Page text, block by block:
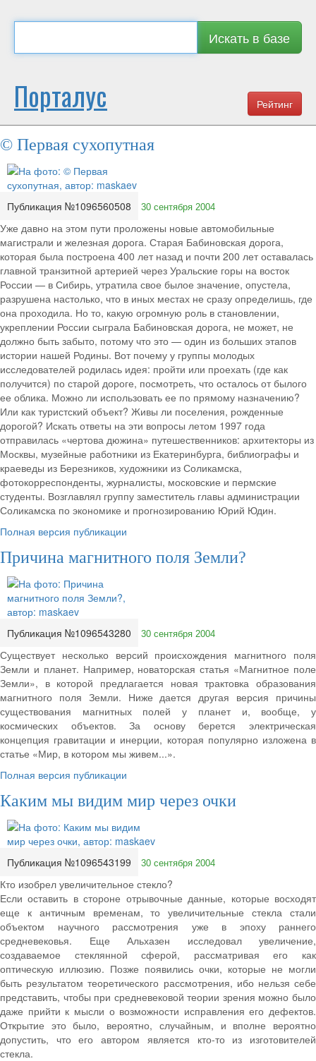
Искать в базе
Рейтинг
Порталус
© Первая сухопутная
Публикация №1096560508 30 сентября 2004
Уже давно на этом пути проложены новые автомобильные
магистрали и железная дорога. Старая Бабиновская дорога,
которая была построена 400 лет назад и почти 200 лет оставалась
главной транзитной артерией через Уральские горы на восток
России — в Сибирь, утратила свое былое значение, опустела,
разрушена настолько, что в иных местах не сразу определишь, где
она проходила. Но то, какую огромную роль в становлении,
укреплении России сыграла Бабиновская дорога, не может, не
должно быть забыто, потому что это — один из больших этапов
истории нашей Родины. Вот почему у группы молодых
исследователей родилась идея: пройти или проехать (где как
получится) по старой дороге, посмотреть, что осталось от былого
ее облика. Можно ли использовать ее по прямому назначению?
Или как туристский объект? Живы ли поселения, рожденные
дорогой? Искать ответы на эти вопросы летом 1997 года
отправилась «чертова дюжина» путешественников: архитекторы из
Москвы, музейные работники из Екатеринбурга, библиографы и
краеведы из Березников, художники из Соликамска,
фотокорреспонденты, журналисты, московские и пермские
студенты. Возглавлял группу заместитель главы администрации
Соликамска по экономике и прогнозированию Юрий Юдин.
Полная версия публикации
Причина магнитного поля Земли?
Публикация №1096543280 30 сентября 2004
Существует несколько версий происхождения магнитного поля
Земли и планет. Например, новаторская статья «Магнитное поле
Земли», в которой предлагается новая трактовка образования
магнитного поля Земли. Ниже дается другая версия причины
существования магнитных полей у планет и, вообще, у
космических объектов. За основу берется электрическая
концепция гравитации и инерции, которая популярно изложена в
статье «Мир, в котором мы живем...».
Полная версия публикации
Каким мы видим мир через очки
Публикация №1096543199 30 сентября 2004
Кто изобрел увеличительное стекло?
Если оставить в стороне отрывочные данные, которые восходят
еще к античным временам, то увеличительные стекла стали
объектом научного рассмотрения уже в эпоху раннего
средневековья. Еще Альхазен исследовал увеличение,
создаваемое стеклянной сферой, рассматривая его как
оптическую иллюзию. Позже появились очки, которые не могли
быть результатом теоретического рассмотрения, ибо нельзя себе
представить, чтобы при средневековой теории зрения можно было
даже прийти к мысли о возможности исправления его дефектов.
Открытие это было, вероятно, случайным, и вполне вероятно
допустить, что его автором является кто-то из изготовителей
стекла.